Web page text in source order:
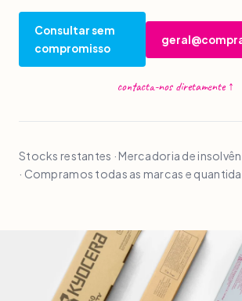
Consultar sem
compromisso
contacta-nos diretamente ↑
Stocks restantes · Mercadoria de
· Compramos todas as marcas e